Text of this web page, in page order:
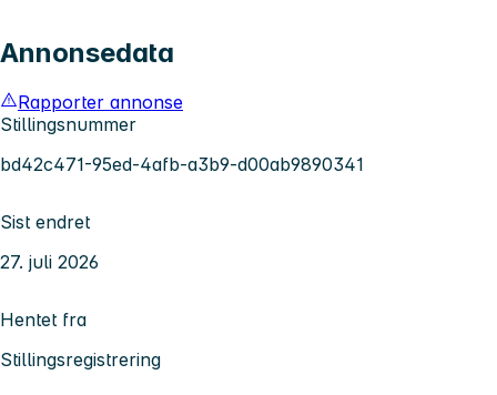
Annonsedata
Rapporter annonse
Stillingsnummer
bd42c471-95ed-4afb-a3b9-d00ab9890341
Sist endret
27. juli 2026
Hentet fra
Stillingsregistrering